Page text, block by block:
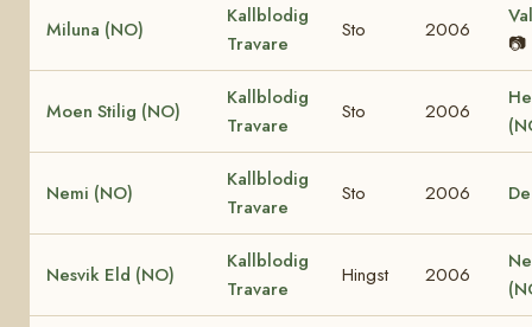
Miluna (NO)
Kallblodig
Travare
Sto 2006
📷
Moen Stilig (NO)
Kallblodig
Travare
Sto 2006
Nemi (NO)
Kallblodig
Travare
Sto 2006
Nesvik Eld (NO)
Kallblodig
Travare
Hingst 2006